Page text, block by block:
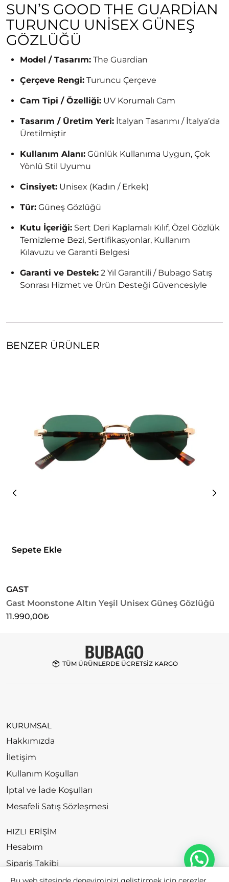
SUN’S GOOD THE GUARDIAN
TURUNCU UNISEX GÜNEŞ
GÖZLÜĞÜ
Model / Tasarım: The Guardian
Çerçeve Rengi: Turuncu Çerçeve
Cam Tipi / Özelliği: UV Korumalı Cam
Tasarım / Üretim Yeri: İtalyan Tasarımı / İtalya’da
Üretilmiştir
Kullanım Alanı: Günlük Kullanıma Uygun, Çok
Yönlü Stil Uyumu
Cinsiyet: Unisex (Kadın / Erkek)
Tür: Güneş Gözlüğü
Kutu İçeriği: Sert Deri Kaplamalı Kılıf, Özel Gözlük
Temizleme Bezi, Sertifikasyonlar, Kullanım
Kılavuzu ve Garanti Belgesi
Garanti ve Destek: 2 Yıl Garantili / Bubago Satış
Sonrası Hizmet ve Ürün Desteği Güvencesiyle
BENZER ÜRÜNLER
Sepete Ekle
GAST
Gast Moonstone Altın Yeşil Unisex Güneş Gözlüğü
11.990,00₺
TÜM ÜRÜNLERDE ÜCRETSİZ KARGO
KURUMSAL
Hakkımızda
İletişim
Kullanım Koşulları
İptal ve İade Koşulları
Mesafeli Satış Sözleşmesi
HIZLI ERİŞİM
Hesabım
Sipariş Takibi